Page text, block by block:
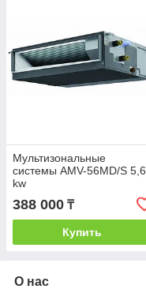
Мультизональные
системы AMV-56MD/S 5,6
kw
388 000 ₸
Купить
О нас